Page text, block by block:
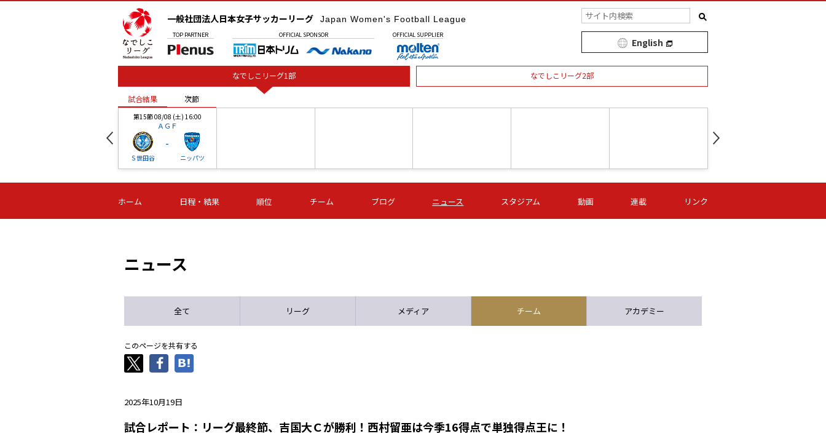
一般社団法人日本女子サッカーリーグ Japan Women's Football League
TOP PARTNER OFFICIAL SPONSOR OFFICIAL SUPPLIER
English
なでしこリーグ1部 なでしこリーグ2部
試合結果 次節
第15節 08/08 (土) 16:00
ＡＧＦ
Ｓ世田谷
-
ニッパツ
-
第16節 09/05 (土) 15:00
ニッパツ
-
第16節 09/05 (土) 15:00
石人の星
-
第16節 09/05 (土) 16:00
ＡＧＦ
-
いちご
-
第16節 09/06 (日) 15:00
-
第16節 09/06 (日) 15:00
- -
試合結果 次節
ホーム 日程・結果 順位 チーム ブログ ニュース スタジアム 動画 連載 リンク
ニュース
全て リーグ メディア チーム アカデミー
このページを共有する
2025年10月19日
試合レポート：リーグ最終節、吉国大Ｃが勝利！西村留亜は今季16得点で単独得点王に！